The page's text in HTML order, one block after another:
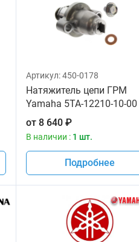
Артикул:450-0178
Натяжитель цепи ГРМ
Yamaha 5TA-12210-10-00
от 8 640₽
В наличии : 1 шт.
Подробнее